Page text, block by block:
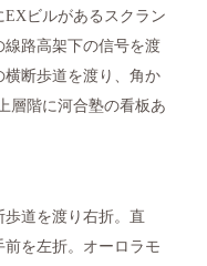
EXビルがあるスクラン
路高架下の信号を渡
横断歩道を渡り、角か
層階に河合塾の看板あ
道を渡り右折。直
を左折。オーロラモ